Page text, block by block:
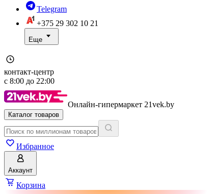
Telegram
+375 29 302 10 21
Еще
контакт-центр
с 8:00 до 22:00
Онлайн-гипермаркет 21vek.by
Каталог товаров
Избранное
Аккаунт
Корзина